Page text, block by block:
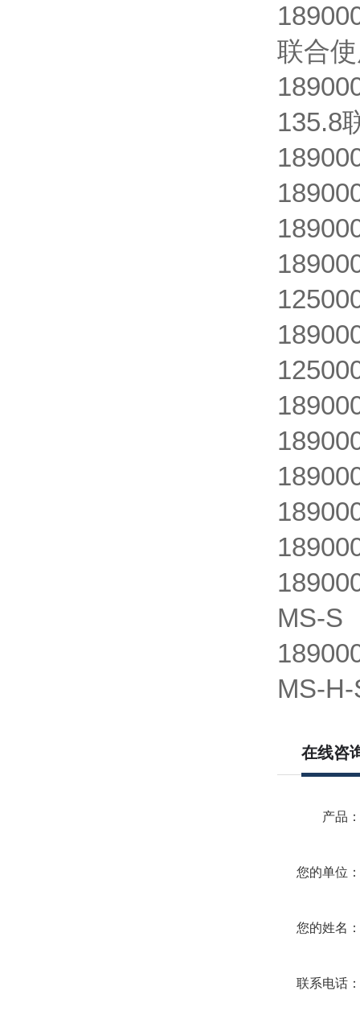
联合
135.8
MS-S
MS-
在线咨
产品
您的单位
您的姓名
联系电话